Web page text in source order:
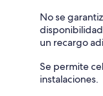
No se
un recargo
Se permite
instalaciones.